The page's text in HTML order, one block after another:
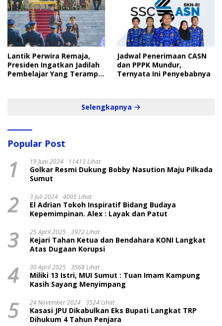
Lantik Perwira Remaja,
Presiden Ingatkan Jadilah
Pembelajar Yang Terampil
Jadwal Penerimaan CASN
dan PPPK Mundur,
Ternyata Ini Penyebabnya
Selengkapnya
Popular Post
1 19 Juni 2024 11413 Lihat
Golkar Resmi Dukung Bobby Nasution Maju Pilkada
Sumut
2 3 Juli 2024 4005 Lihat
El Adrian Tokoh Inspiratif Bidang Budaya
Kepemimpinan. Alex : Layak dan Patut
3 25 April 2025 3972 Lihat
Kejari Tahan Ketua dan Bendahara KONI Langkat
Atas Dugaan Korupsi
4 30 April 2025 3568 Lihat
Miliki 13 Istri, MUI Sumut : Tuan Imam Kampung
Kasih Sayang Menyimpang
5 24 November 2024 3524 Lihat
Kasasi JPU Dikabulkan Eks Bupati Langkat TRP
Dihukum 4 Tahun Penjara